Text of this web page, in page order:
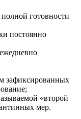
готовности
постоянно
зафиксированных
«второй
мер.